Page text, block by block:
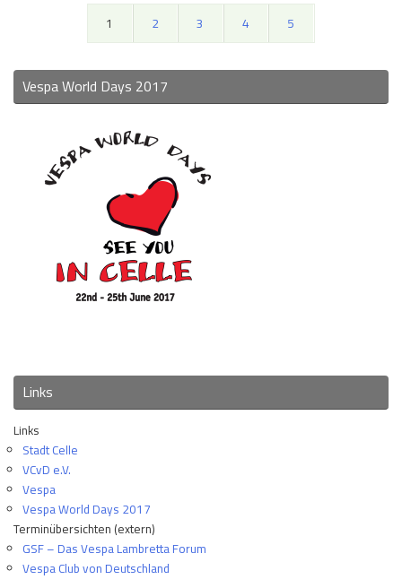
1 2 3 4 5
Vespa World Days 2017
Links
Links
Stadt Celle
VCvD e.V.
Vespa
Vespa World Days 2017
Terminübersichten (extern)
GSF – Das Vespa Lambretta Forum
Vespa Club von Deutschland